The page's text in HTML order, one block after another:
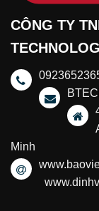
CÔNG TY
Minh